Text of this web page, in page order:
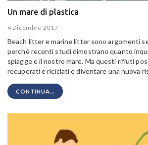
Un mare di plastica
4 Dicembre 2017
Beach litter e marine litter sono argomenti
perchè recenti studi dimostrano quanto
spiagge e il nostro mare. Ma questi rifiuti
recuperati e riciclati e diventare una nuova
CONTINUA...